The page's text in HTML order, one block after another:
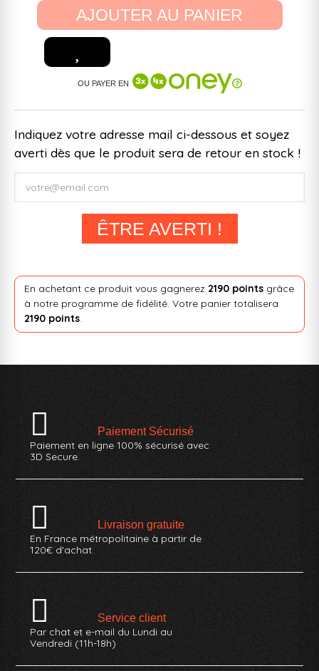
AJOUTER AU PANIER
OU PAYER EN
Indiquez votre adresse mail ci-dessous et soyez
averti dès que le produit sera de retour en stock !
ÊTRE AVERTI !
En achetant ce produit vous gagnerez 2190 pointsgrâce
à notre programme de fidélité. Votre panier totalisera
2190 points.
Paiement Sécurisé
Paiement en ligne 100% sécurisé avec
3D Secure.
Livraison gratuite
En France métropolitaine à partir de
120€ d'achat.
Service client
Par chat et e-mail du Lundi au
Vendredi (11h-18h)